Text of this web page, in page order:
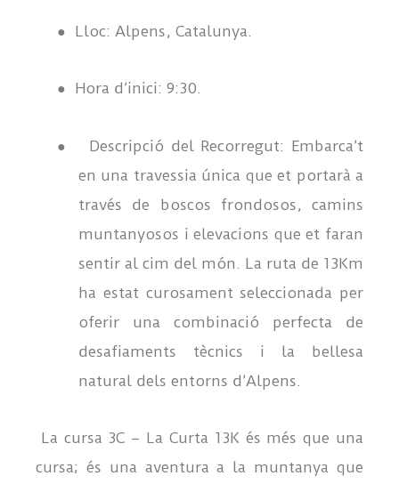
● Lloc: Alpens, Catalunya.
● Hora d’inici: 9:30.
●
Descripció del Recorregut: Embarca’t
en una travessia única que et portarà a
través de boscos frondosos, camins
muntanyosos i elevacions que et faran
sentir al cim del món. La ruta de 13Km
ha estat curosament seleccionada per
oferir una combinació perfecta de
desafiaments tècnics i la bellesa
natural dels entorns d’Alpens.
La cursa 3C – La Curta 13K és més que una
cursa; és una aventura a la muntanya que